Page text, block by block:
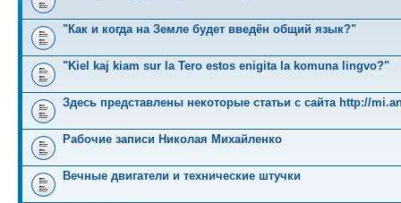
"Как и когда на Земле будет введён общий язык?"
"Kiel kaj kiam sur la Tero estos enigita la komuna lingvo?"
Здесь представлены некоторые статьи с сайта http://
Рабочие записи Николая Михайленко
Вечные двигатели и технические штучки